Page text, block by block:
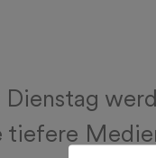
Dienstag
tiefere